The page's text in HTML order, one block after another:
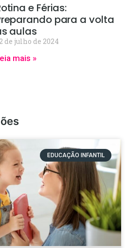
e Férias:
para a volta
aulas
de julho de 2024
mais »
EDUCAÇÃO INFANTIL